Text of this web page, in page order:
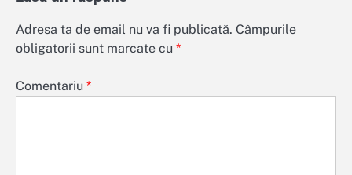
Adresa ta de email nu va fi publicată. Câmpurile
obligatorii sunt marcate cu *
Comentariu *